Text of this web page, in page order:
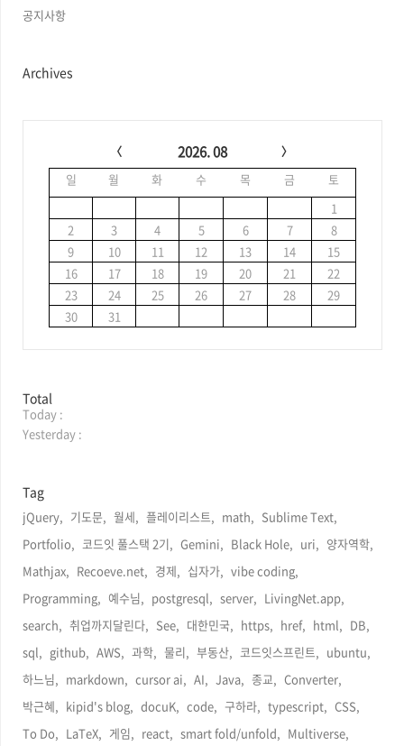
공지사항
Archives
2026. 08
일 월 화 수 목 금
토
1
2
3 4 5 6 7
8
9
10 11 12 13 14
15
16
17 18 19 20 21
22
23
24 25 26 27 28
29
30
31
방
문
자
Total
Today :
Yesterday :
Tag
jQuery, 기도문, 월세, 플레이리스트, math,
Sublime Text,
Portfolio,
코드잇 풀스택 2기, Gemini, Black Hole, uri,
양자역학,
Mathjax,
Recoeve.net, 경제, 십자가,
vibe coding,
Programming,
예수님, postgresql, server,
LivingNet.app,
search,
취업까지달린다, See, 대한민국, https, href, html,
DB,
sql,
github, AWS, 과학, 물리, 부동산, 코드잇스프린트,
ubuntu,
하느님,
markdown, cursor ai, AI, Java, 종교,
Converter,
박근혜,
kipid's blog, docuK, code, 구하라, typescript,
CSS,
To Do,
LaTeX, 게임, react, smart fold/unfold,
Multiverse,